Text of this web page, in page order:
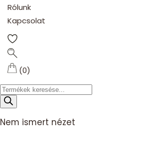
Rólunk
Kapcsolat
(0)
Products
search
Nem ismert nézet